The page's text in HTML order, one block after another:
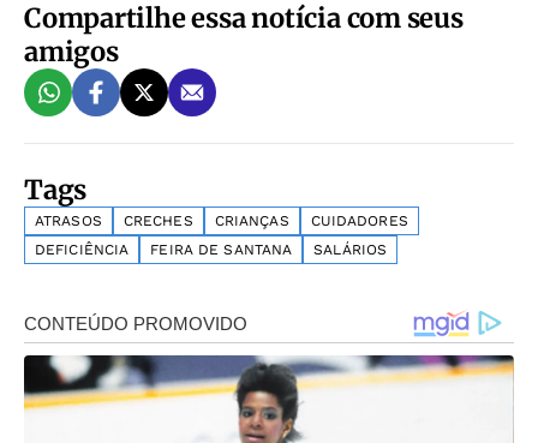
Compartilhe essa notícia com seus
amigos
Tags
ATRASOS CRECHES CRIANÇAS
CUIDADORES
DEFICIÊNCIA
FEIRA DE SANTANA SALÁRIOS